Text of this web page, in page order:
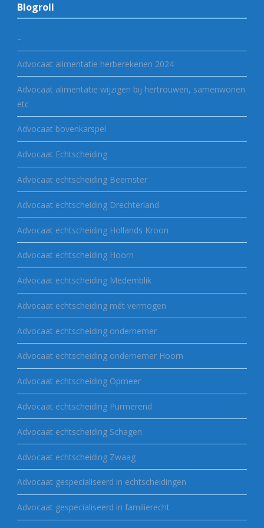
Blogroll
–
Advocaat alimentatie herberekenen 2024
Advocaat alimentatie wijzigen bij hertrouwen, samenwonen
etc
Advocaat bovenkarspel
Advocaat Echtscheiding
Advocaat echtscheiding Beemster
Advocaat echtscheiding Drechterland
Advocaat echtscheiding Hollands Kroon
Advocaat echtscheiding Hoorn
Advocaat echtscheiding Medemblik
Advocaat echtscheiding mét vermogen
Advocaat echtscheiding ondernemer
Advocaat echtscheiding ondernemer Hoorn
Advocaat echtscheiding Opmeer
Advocaat echtscheiding Purmerend
Advocaat echtscheiding Schagen
Advocaat echtscheiding Zwaag
Advocaat gespecialiseerd in echtscheidingen
Advocaat gespecialiseerd in familierecht